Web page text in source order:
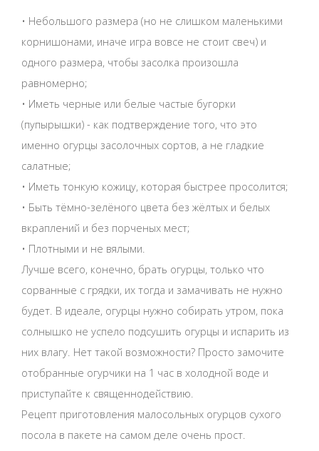
• Небольшого размера (но не слишком маленькими
корнишонами, иначе игра вовсе не стоит свеч) и
одного размера, чтобы засолка произошла
равномерно;
• Иметь черные или белые частые бугорки
(пупырышки) - как подтверждение того, что это
именно огурцы засолочных сортов, а не гладкие
салатные;
• Иметь тонкую кожицу, которая быстрее просолится;
• Быть тёмно-зелёного цвета без жёлтых и белых
вкраплений и без порченых мест;
• Плотными и не вялыми.
Лучше всего, конечно, брать огурцы, только что
сорванные с грядки, их тогда и замачивать не нужно
будет. В идеале, огурцы нужно собирать утром, пока
солнышко не успело подсушить огурцы и испарить из
них влагу. Нет такой возможности? Просто замочите
отобранные огурчики на 1 час в холодной воде и
приступайте к священнодействию.
Рецепт приготовления малосольных огурцов сухого
посола в пакете на самом деле очень прост.